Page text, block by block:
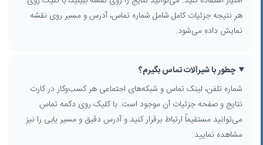
هر نتیجه جزئیات کامل شامل شماره تماس، آدرس و مسیر روی نقشه
نمایش داده می‌شود.
چطور با شیرآلات تماس بگیرم؟
شماره تلفن، لینک تماس و شبکه‌های اجتماعی هر کسب‌وکار در کارت
نتایج و صفحه جزئیات آن موجود است. با کلیک روی دکمه تماس
می‌توانید مستقیماً ارتباط برقرار کنید و آدرس دقیق و مسیر یابی را نیز
مشاهده نمایید.